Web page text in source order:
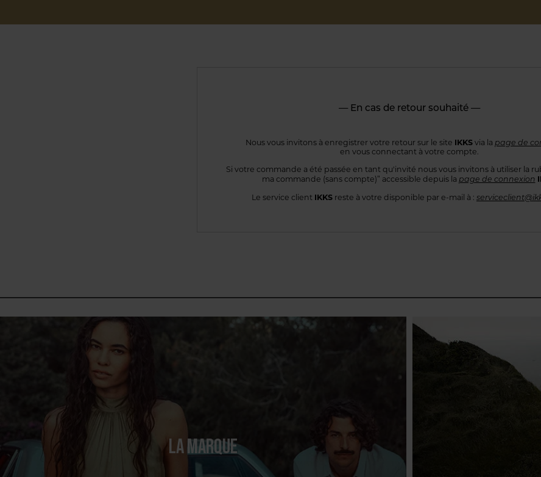
— En cas de retour souhaité —
Nous vous invitons à enregistrer votre retour sur le site IKKSvia la page de
en vous connectant à votre compte.
Si votre commande a été passée en tant qu'invité nous vous invitons à utiliserla
ma commande (sans compte)” accessible depuis la page de connexion
Le service client IKKS reste à votre disponible par e-mail à :
LA MARQUE